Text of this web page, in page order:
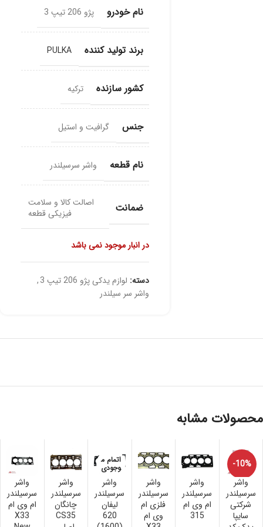
نام خودرو پژو 206 تیپ 3
برند تولید کننده PULKA
کشور سازنده ترکیه
جنس گرافیت و استیل
نام قطعه واشر سرسیلندر
ضمانت
اصالت کالا و سلامت
فیزیکی قطعه
در انبار موجود نمی باشد
دسته: لوازم یدکی پژو 206 تیپ 3
,
واشر سر سیلندر
محصولات مشابه
-10%
واشر
سرسیلندر
شرکتی
سایپا
واشر
سرسیلندر
ام وی ام
315
واشر
سرسیلندر
فلزی ام
وی ام
اتمام م
وجودی
واشر
سرسیلندر
لیفان
620
واشر
سرسیلندر
چانگان
CS35
واشر
سرسیلندر
ام وی ام
X33